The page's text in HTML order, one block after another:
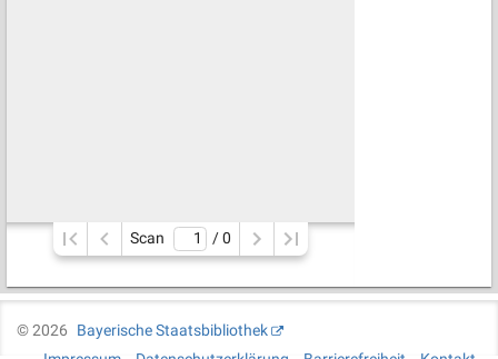
Scan / 0
©2026
Bayerische Staatsbibliothek